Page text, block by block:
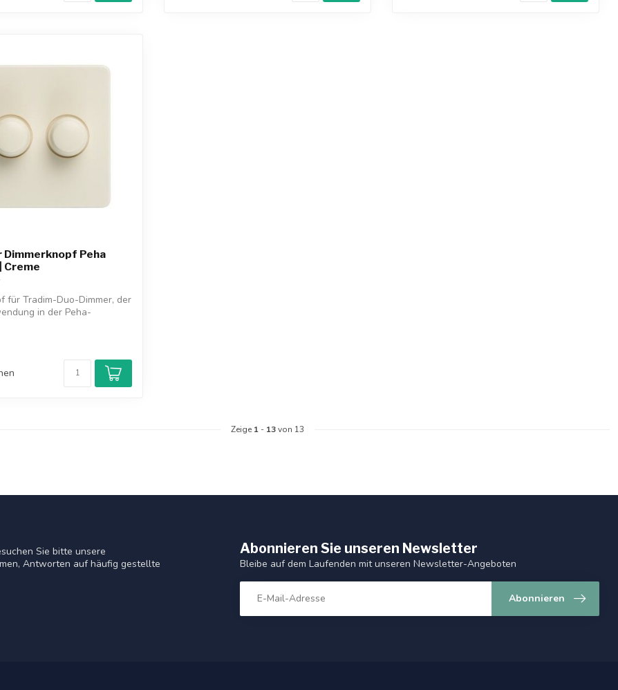
Peha
Creme
für Tradim-Duo-Dimmer, der
in der Peha-
Zeige 1 - 13von 13
Sie bitte unsere
Antworten auf häufig gestellte
Abonnieren Sie unseren Newsletter
Bleibe auf dem Laufenden mit unseren Newsletter-Angeboten
Abonnieren